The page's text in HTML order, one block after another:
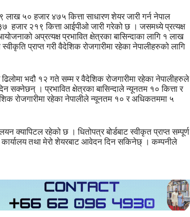
५० हजार ४७५ कित्ता साधारण शेयर जारी गर्न नेपाल
हजार २१९ कित्ता आईपीओ जारी गरेको छ । जसमध्ये प्रत्यक्ष
अप्रत्यक्ष प्रभावित क्षेत्रका बासिन्दाका लागि १ लाख
प्राप्त गरी वैदेशिक रोजगारीमा रहेका नेपालीहरुको लागि
भदौ १२ गते सम्म र वैदेशिक रोजगारीमा रहेका नेपालीहरुले
। प्रभावित क्षेत्रका बासिन्दाले न्यूनतम १० कित्ता र
रोजगारीमा रहेका नेपालीले न्यूनतम १० र अधिकतममा ५
क्यापिटल रहेको छ । धितोपत्र बोर्डबाट स्वीकृत प्राप्त सम्पूर्ण
तथा मेरो शेयरबाट आवेदन दिन सकिनेछ् । कम्पनीले